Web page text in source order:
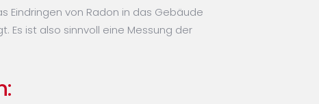
Eindringen von Radon in das Gebäude
Es ist also sinnvoll eine Messung der